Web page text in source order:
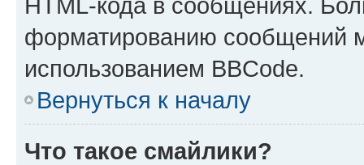
форматированию сообщений
использованием BBCode.
Вернуться к началу
Что такое смайлики?